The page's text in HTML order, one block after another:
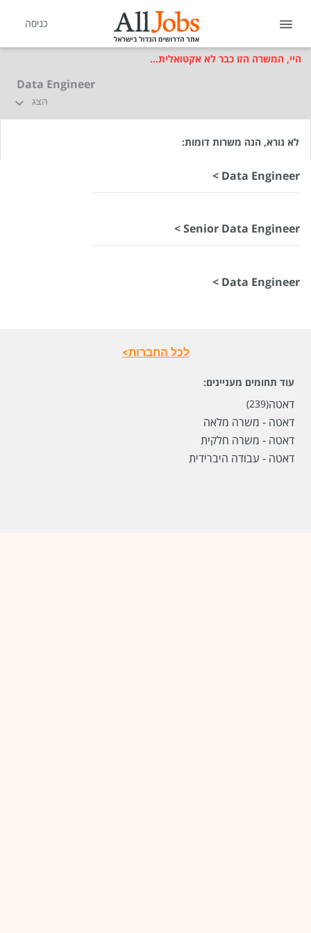
כניסה
היי, המשרה הזו כבר לא אקטואלית...
Data Engineer
הצג
לא נורא, הנה משרות דומות:
Data Engineer >
Senior Data Engineer >
Data Engineer >
לכל החברות>
עוד תחומים מעניינים:
דאטה(239)
דאטה - משרה מלאה
דאטה - משרה חלקית
דאטה - עבודה היברידית